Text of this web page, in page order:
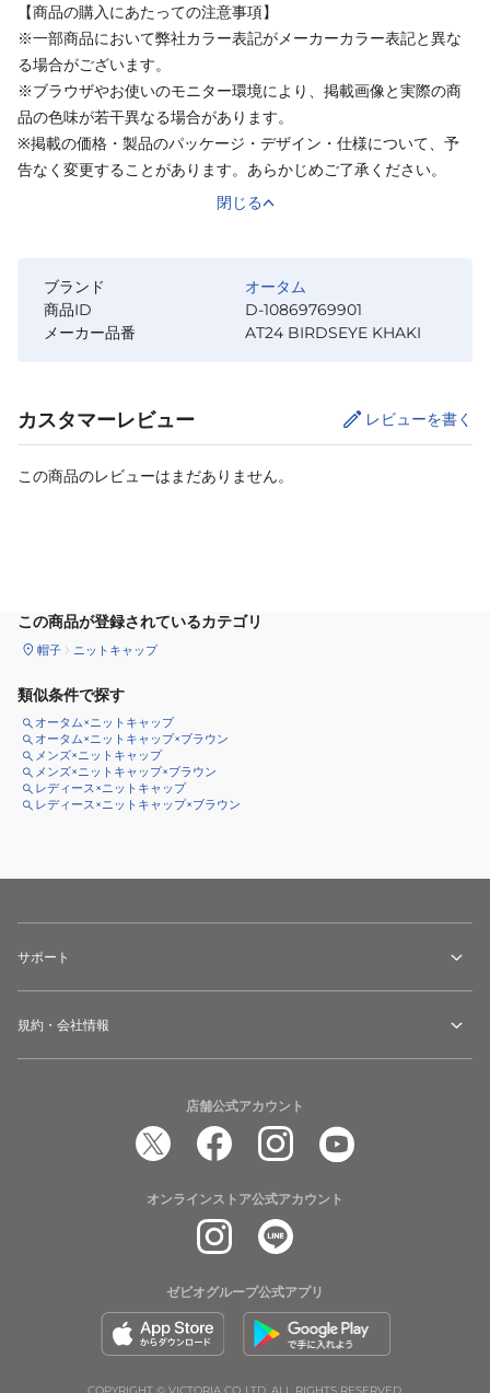
【商品の購入にあたっての注意事項】
※一部商品において弊社カラー表記がメーカーカラー表記と異な
る場合がございます。
※ブラウザやお使いのモニター環境により、掲載画像と実際の商
品の色味が若干異なる場合があります。
※掲載の価格・製品のパッケージ・デザイン・仕様について、予
告なく変更することがあります。あらかじめご了承ください。
閉じる
ブランド
オータム
商品ID
D-10869769901
メーカー品番
AT24 BIRDSEYE KHAKI
カスタマーレビュー レビューを書く
この商品のレビューはまだありません。
この商品が登録されているカテゴリ
帽子 ニットキャップ
類似条件で探す
オータム×ニットキャップ
オータム×ニットキャップ×ブラウン
メンズ×ニットキャップ
メンズ×ニットキャップ×ブラウン
レディース×ニットキャップ
レディース×ニットキャップ×ブラウン
サポート
規約・会社情報
店舗公式アカウント
オンラインストア公式アカウント
ゼビオグループ公式アプリ